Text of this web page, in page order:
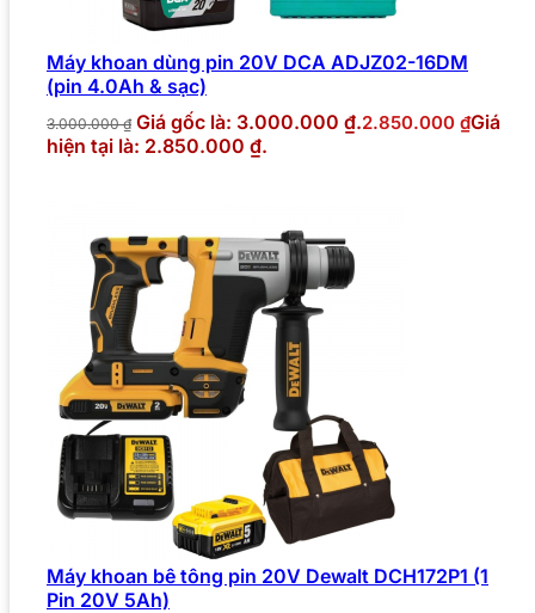
Máy khoan dùng pin 20V DCA ADJZ02-16DM
(pin 4.0Ah & sạc)
3.000.000₫ Giá gốc là: 3.000.000 ₫.2.850.000 ₫Giá
hiện tại là: 2.850.000 ₫.
Máy khoan bê tông pin 20V Dewalt DCH172P1 (1
Pin 20V 5Ah)